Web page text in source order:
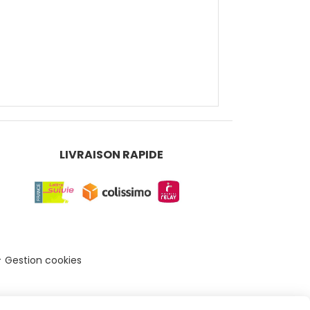
LIVRAISON RAPIDE
Gestion cookies